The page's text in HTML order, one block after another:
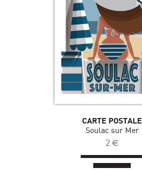
CARTE POSTALE
Soulac sur Mer
2 €